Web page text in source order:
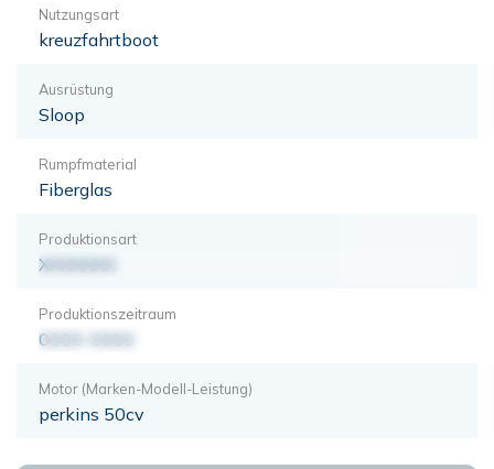
Nutzungsart
kreuzfahrtboot
Ausrüstung
Sloop
Rumpfmaterial
Fiberglas
Produktionsart
XXXXXXX
Produktionszeitraum
0000-0000
Motor (Marken-Modell-Leistung)
perkins 50cv